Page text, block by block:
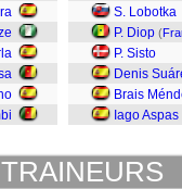
S. Lobotka
P. Diop (
P. Sisto
Denis
Brais
Iago Aspas